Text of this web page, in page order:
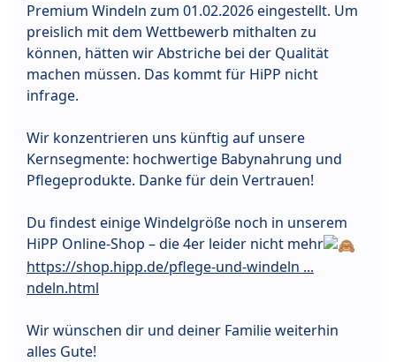
Premium Windeln zum 01.02.2026 eingestellt. Um
preislich mit dem Wettbewerb mithalten zu
können, hätten wir Abstriche bei der Qualität
machen müssen. Das kommt für HiPP nicht
infrage.
Wir konzentrieren uns künftig auf unsere
Kernsegmente: hochwertige Babynahrung und
Pflegeprodukte. Danke für dein Vertrauen!
Du findest einige Windelgröße noch in unserem
HiPP Online-Shop – die 4er leider nicht mehr
https://shop.hipp.de/pflege-und-windeln ...
ndeln.html
Wir wünschen dir und deiner Familie weiterhin
alles Gute!